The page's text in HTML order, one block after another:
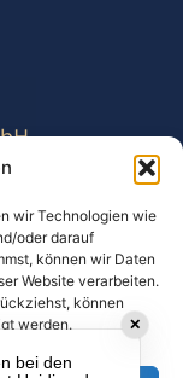
wir Technologien wie
oder darauf
können wir Daten
Website verarbeiten.
können
werden.
Roolf
Hellweg 2
✕
bei den